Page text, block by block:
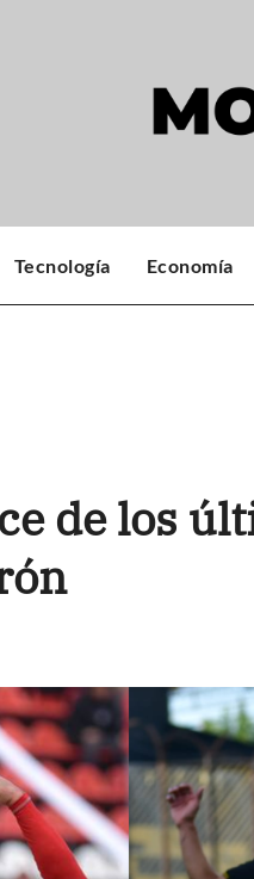
Tecnología Economía
de los